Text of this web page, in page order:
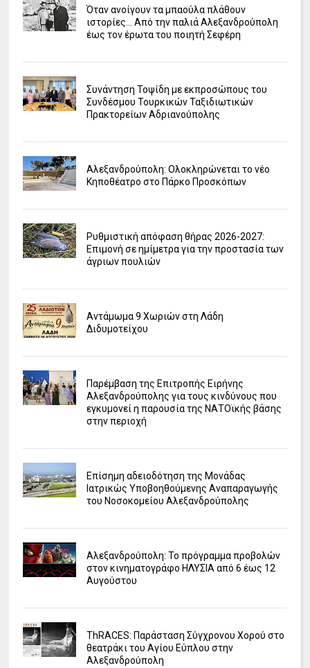
Όταν ανοίγουν τα μπαούλα πλάθουν
ιστορίες... Από την παλιά Αλεξανδρούπολη
έως τον έρωτα του ποιητή Σεφέρη
Συνάντηση Τοψίδη με εκπροσώπους του
Συνδέσμου Τουρκικών Ταξιδιωτικών
Πρακτορείων Αδριανούπολης
Αλεξανδρούπολη: Ολοκληρώνεται το νέο
Κηποθέατρο στο Πάρκο Προσκόπων
Ρυθμιστική απόφαση θήρας 2026-2027:
Επιμονή σε ημίμετρα για την προστασία των
άγριων πουλιών
Αντάμωμα 9 Χωριών στη Λάδη
Διδυμοτείχου
Παρέμβαση της Επιτροπής Ειρήνης
Αλεξανδρούπολης για τους κινδύνους που
εγκυμονεί η παρουσία της ΝΑΤΟϊκής βάσης
στην περιοχή
Επίσημη αδειοδότηση της Μονάδας
Ιατρικώς Υποβοηθούμενης Αναπαραγωγής
του Νοσοκομείου Αλεξανδρούπολης
Αλεξανδρούπολη: Το πρόγραμμα προβολών
στον κινηματογράφο ΗΛΥΣΙΑ από 6 έως 12
Αυγούστου
ΤhRACES: Παράσταση Σύγχρονου Χορού στο
θεατράκι του Αγίου Εύπλου στην
Αλεξανδρούπολη